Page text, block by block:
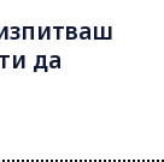
да